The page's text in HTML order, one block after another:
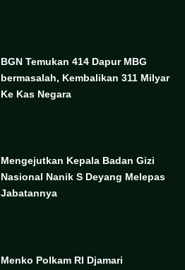
BGN Temukan 414 Dapur MBG
bermasalah, Kembalikan 311 Milyar
Ke Kas Negara
Mengejutkan Kepala Badan Gizi
Nasional Nanik S Deyang Melepas
Jabatannya
Menko Polkam RI Djamari